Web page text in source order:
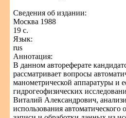
Сведения об издании:
Москва 1988
19 с.
Язык:
rus
Аннотация:
В данном автореферате
рассматривает вопросы
манометрической аппаратуры и
гидрогеофизических
Виталий Александрович,
использования автоматического